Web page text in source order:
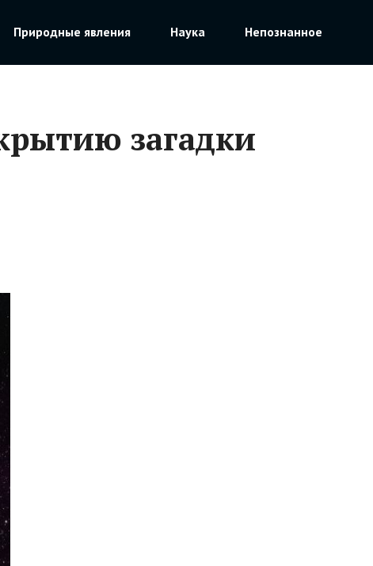
Природные явления Наука Непознанное
загадки